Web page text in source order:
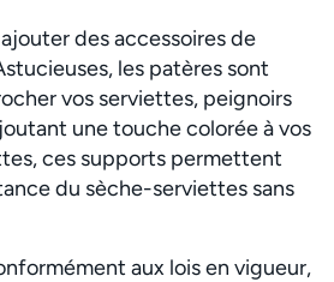
des accessoires de
les patères sont
vos serviettes, peignoirs
une touche colorée à vos
ces supports permettent
du sèche-serviettes sans
aux lois en vigueur,